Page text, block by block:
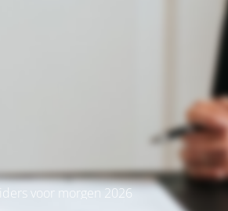
voor morgen 2026